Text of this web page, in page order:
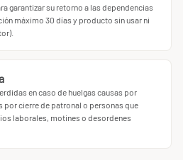
garantizar su retorno a las dependencias
máximo 30 días y producto sin usar ni
en caso de huelgas causas por
cierre de patronal o personas que
laborales, motines o desordenes